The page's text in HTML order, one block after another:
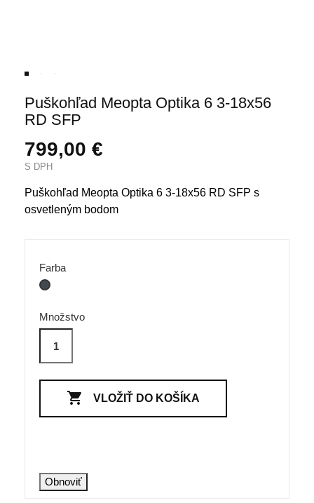
Puškohľad Meopta Optika 6 3-18x56
RD SFP
799,00 €
S DPH
Puškohľad Meopta Optika 6 3-18x56 RD SFP s
osvetleným bodom
Farba
Čierna
Množstvo
 VLOŽIŤ DO KOŠÍKA